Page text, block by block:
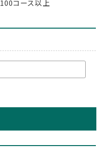
100コース以上